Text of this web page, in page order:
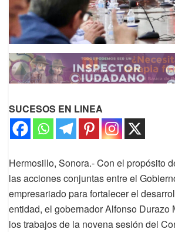
SUCESOS EN LINEA
Hermosillo, Sonora.- Con el propósito
las acciones conjuntas entre el
empresariado para fortalecer el
entidad, el gobernador Alfonso Durazo
los trabajos de la novena sesión del